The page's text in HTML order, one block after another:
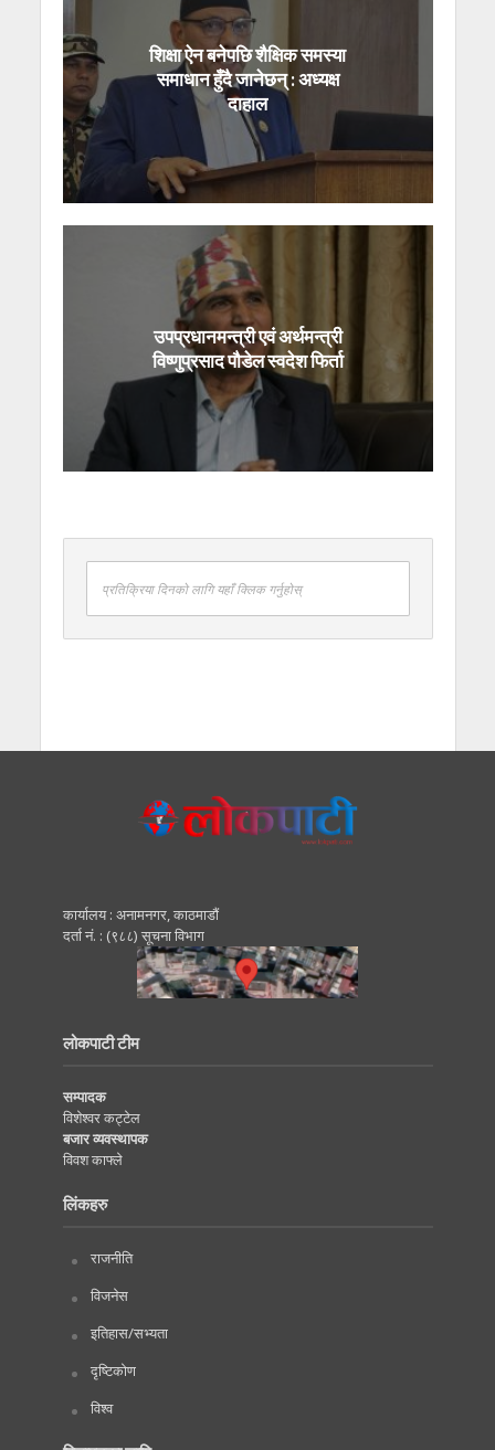
शिक्षा ऐन बनेपछि शैक्षिक समस्या
समाधान हुँदै जानेछन् : अध्यक्ष
दाहाल
उपप्रधानमन्त्री एवं अर्थमन्त्री
विष्णुप्रसाद पौडेल स्वदेश फिर्ता
प्रतिक्रिया दिनको लागि यहाँ क्लिक गर्नुहोस्
कार्यालय : अनामनगर, काठमाडाैं
दर्ता नं. : (९८८) सूचना विभाग
लोकपाटी टीम
सम्पादक
विशेश्वर कट्टेल
बजार व्यवस्थापक
विवश काफ्ले
लिंकहरु
राजनीति
विजनेस
इतिहास/सभ्यता
दृष्टिकोण
विश्व